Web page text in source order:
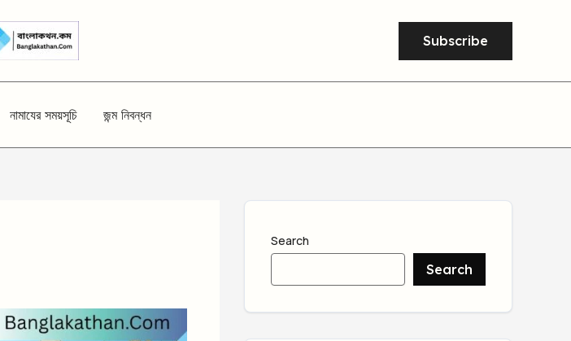
Subscribe
নামাযের সময়সূচি জন্ম নিবন্ধন
Search
Search